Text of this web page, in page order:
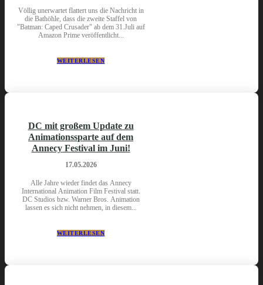
Völlig unerwartet flattert uns die Nachricht in
die Bathöhle, dass die zweite Staffel von
"Batman: Caped Crusader" ab dem 31.Juli auf
Amazon Prime veröffentlicht...
WEITERLESEN
DC mit großem Update zu
Animationssparte auf dem
Annecy Festival im Juni!
17.05.2026
Alle Jahre wieder findet das Annecy
International Animation Film Festival statt.
DC Studios bzw. Warner Bros. Animation
lassen es sich nicht nehmen, in diesem...
WEITERLESEN